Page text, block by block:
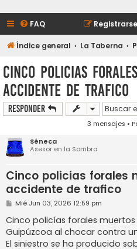
FAQ Registrarse
Índice general La Taberna
Cinco policias
accidente de trafico
Responder
3 mensajes •
Séneca
Asesor en la Sombra
Cinco policias forales
accidente de trafico
M
n
s
a
Mié Jun 03, 2026 12:59 pm
Cinco policías forales
Guipúzcoa al chocar contra
El siniestro se ha producido